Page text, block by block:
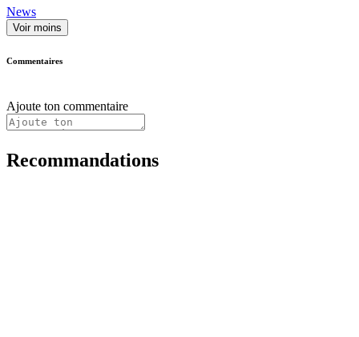
News
Voir moins
Commentaires
Ajoute ton commentaire
Recommandations